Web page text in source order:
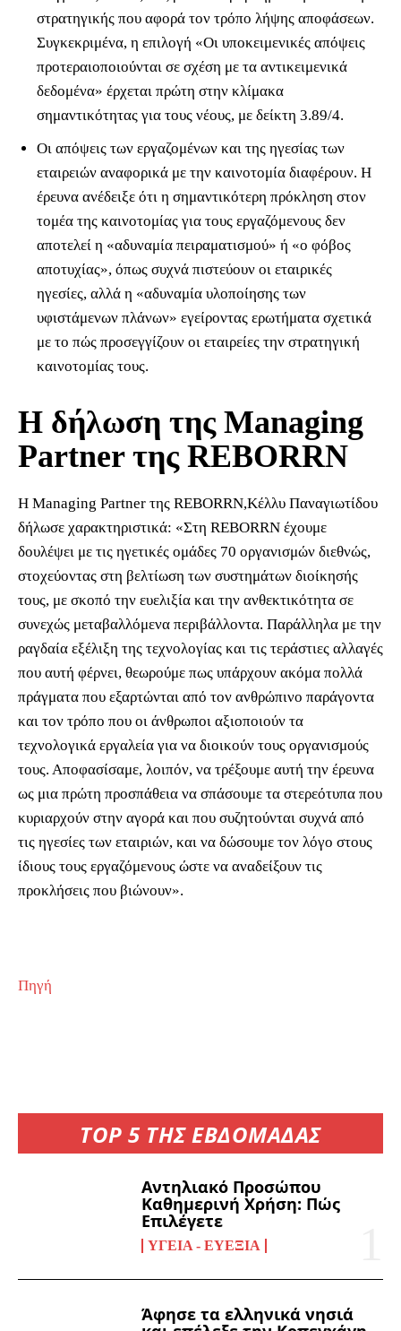
TOP 5 ΤΗΣ ΕΒΔΟΜΑΔΑΣ
Αντηλιακό Προσώπου
Καθημερινή Χρήση: Πώς
Επιλέγετε
ΥΓΕΊΑ - ΕΥΕΞΊΑ
Άφησε τα ελληνικά νησιά
στρατηγικής που αφορά τον τρόπο λήψης αποφάσεων.
Συγκεκριμένα, η επιλογή «Οι υποκειμενικές απόψεις
προτεραιοποιούνται σε σχέση με τα αντικειμενικά
δεδομένα» έρχεται πρώτη στην κλίμακα
σημαντικότητας για τους νέους, με δείκτη 3.89/4.
Οι απόψεις των εργαζομένων και της ηγεσίας των
εταιρειών αναφορικά με την καινοτομία διαφέρουν. Η
έρευνα ανέδειξε ότι η σημαντικότερη πρόκληση στον
τομέα της καινοτομίας για τους εργαζόμενους δεν
αποτελεί η «αδυναμία πειραματισμού» ή «ο φόβος
αποτυχίας», όπως συχνά πιστεύουν οι εταιρικές
ηγεσίες, αλλά η «αδυναμία υλοποίησης των
υφιστάμενων πλάνων» εγείροντας ερωτήματα σχετικά
με το πώς προσεγγίζουν οι εταιρείες την στρατηγική
καινοτομίας τους.
Η δήλωση της Managing
Partner της REBORRN
Η Managing Partner της REBORRN,Κέλλυ Παναγιωτίδου
δήλωσε χαρακτηριστικά: «Στη REBORRN έχουμε
δουλέψει με τις ηγετικές ομάδες 70 οργανισμών διεθνώς,
στοχεύοντας στη βελτίωση των συστημάτων διοίκησής
τους, με σκοπό την ευελιξία και την ανθεκτικότητα σε
συνεχώς μεταβαλλόμενα περιβάλλοντα. Παράλληλα με την
ραγδαία εξέλιξη της τεχνολογίας και τις τεράστιες αλλαγές
που αυτή φέρνει, θεωρούμε πως υπάρχουν ακόμα πολλά
πράγματα που εξαρτώνται από τον ανθρώπινο παράγοντα
και τον τρόπο που οι άνθρωποι αξιοποιούν τα
τεχνολογικά εργαλεία για να διοικούν τους οργανισμούς
τους. Αποφασίσαμε, λοιπόν, να τρέξουμε αυτή την έρευνα
ως μια πρώτη προσπάθεια να σπάσουμε τα στερεότυπα που
κυριαρχούν στην αγορά και που συζητούνται συχνά από
τις ηγεσίες των εταιριών, και να δώσουμε τον λόγο στους
ίδιους τους εργαζόμενους ώστε να αναδείξουν τις
προκλήσεις που βιώνουν».
Πηγή